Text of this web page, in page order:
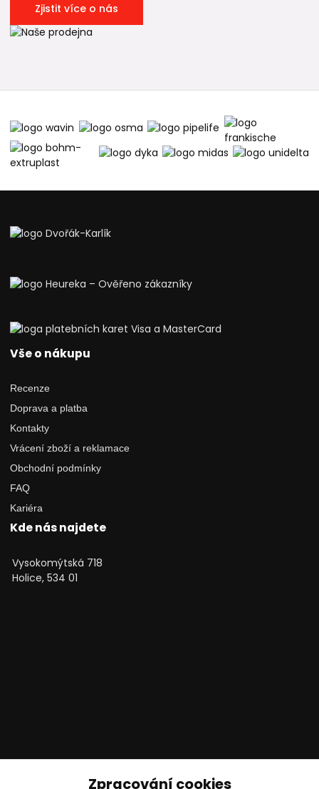
Zjistit více o nás
Vše o nákupu
Recenze
Doprava a platba
Kontakty
Vrácení zboží a reklamace
Obchodní podmínky
FAQ
Kariéra
Kde nás najdete
Vysokomýtská 718
Holice, 534 01
Zpracování cookies